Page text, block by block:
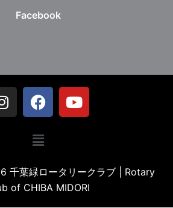
Facebook
葉緑ロータリークラブ | Rotary
of CHIBA MIDORI